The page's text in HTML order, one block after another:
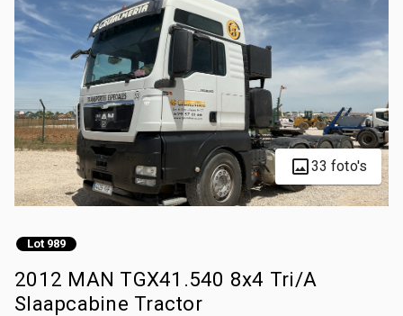
33 foto's
Lot 989
2012 MAN TGX41.540 8x4 Tri/A
Slaapcabine Tractor